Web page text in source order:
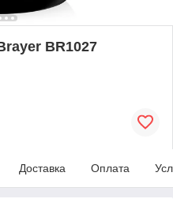
BR1027
Доставка Оплата